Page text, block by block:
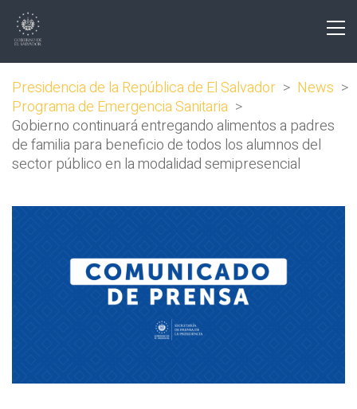
Presidencia de la República de El Salvador > News >
Programa de Emergencia Sanitaria >
Gobierno continuará entregando alimentos a padres
de familia para beneficio de todos los alumnos del
sector público en la modalidad semipresencial